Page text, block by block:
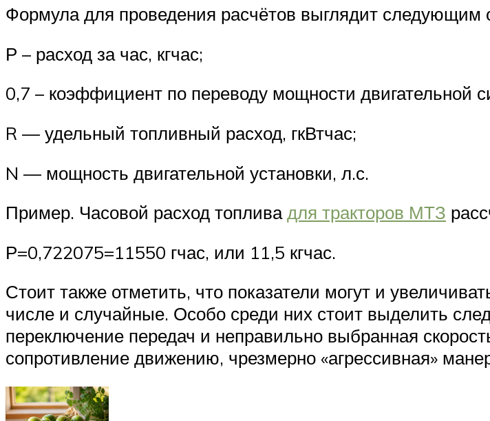
Формула для проведения расчётов выглядит следующим
Р – расход за час, кгчас;
0,7 – коэффициент по переводу мощности двигательной
R — удельный топливный расход, гкВтчас;
N — мощность двигательной установки, л.с.
Пример. Часовой расход топливадля тракторов МТЗ
Р=0,722075=11550 гчас, или 11,5 кгчас.
Стоит также отметить, что показатели могут и
числе и случайные. Особо среди них стоит выделить
переключение передач и неправильно выбранная
сопротивление движению, чрезмерно «агрессивная»